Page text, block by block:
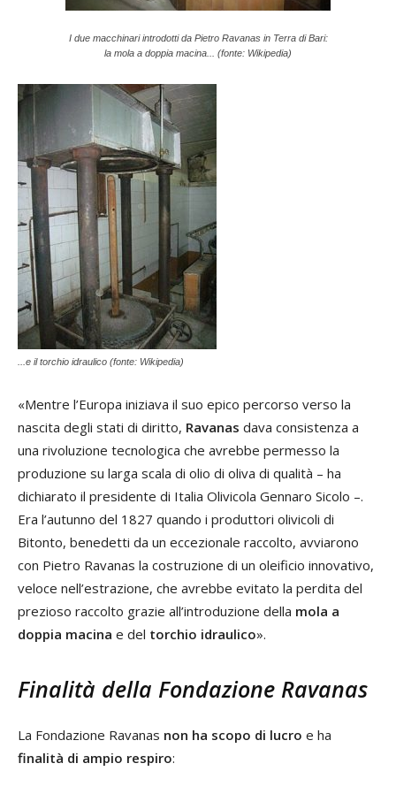
I due macchinari introdotti da Pietro Ravanas in Terra di Bari:
la mola a doppia macina... (fonte: Wikipedia)
...e il torchio idraulico (fonte: Wikipedia)
«Mentre l’Europa iniziava il suo epico percorso verso la
nascita degli stati di diritto, Ravanas dava consistenza a
una rivoluzione tecnologica che avrebbe permesso la
produzione su larga scala di olio di oliva di qualità – ha
dichiarato il presidente di Italia Olivicola Gennaro Sicolo –.
Era l’autunno del 1827 quando i produttori olivicoli di
Bitonto, benedetti da un eccezionale raccolto, avviarono
con Pietro Ravanas la costruzione di un oleificio innovativo,
veloce nell’estrazione, che avrebbe evitato la perdita del
prezioso raccolto grazie all’introduzione della mola a
doppia macina e del torchio idraulico».
Finalità della Fondazione Ravanas
La Fondazione Ravanas non ha scopo di lucro e ha
finalità di ampio respiro: